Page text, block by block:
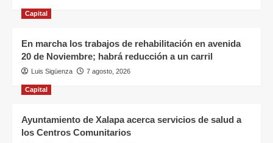
Capital
En marcha los trabajos de rehabilitación en avenida
20 de Noviembre; habrá reducción a un carril
Luis Sigüenza 7 agosto, 2026
Capital
Ayuntamiento de Xalapa acerca servicios de salud a
los Centros Comunitarios